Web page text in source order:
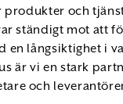
och
ständigt mot att
en långsiktighet i
är vi en stark
och